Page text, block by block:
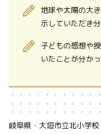
地球や太陽の大
示していただき
子どもの感想や
いたことが分かっ
岐阜県・大垣市立北小学校